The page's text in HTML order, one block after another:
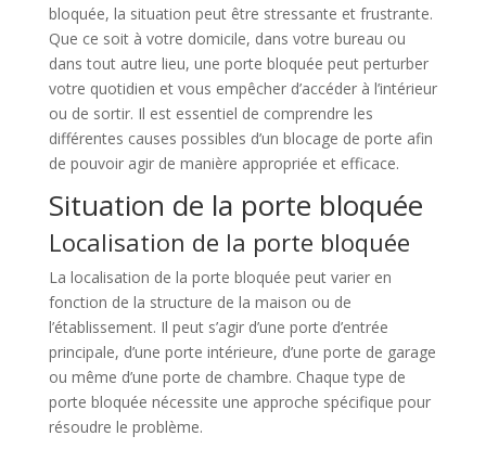
bloquée, la situation peut être stressante et frustrante.
Que ce soit à votre domicile, dans votre bureau ou
dans tout autre lieu, une porte bloquée peut perturber
votre quotidien et vous empêcher d’accéder à l’intérieur
ou de sortir. Il est essentiel de comprendre les
différentes causes possibles d’un blocage de porte afin
de pouvoir agir de manière appropriée et efficace.
Situation de la porte bloquée
Localisation de la porte bloquée
La localisation de la porte bloquée peut varier en
fonction de la structure de la maison ou de
l’établissement. Il peut s’agir d’une porte d’entrée
principale, d’une porte intérieure, d’une porte de garage
ou même d’une porte de chambre. Chaque type de
porte bloquée nécessite une approche spécifique pour
résoudre le problème.